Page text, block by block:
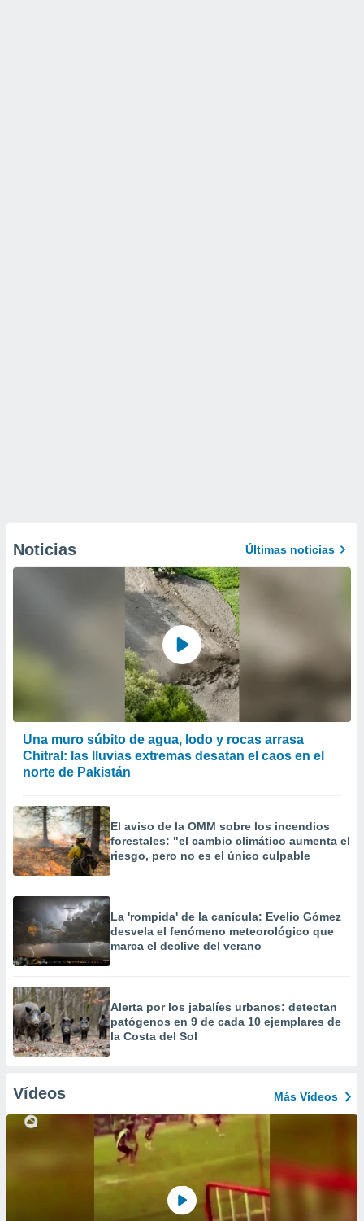
Noticias Últimas noticias
Una muro súbito de agua, lodo y rocas arrasa
Chitral: las lluvias extremas desatan el caos en el
norte de Pakistán
El aviso de la OMM sobre los incendios
forestales: "el cambio climático aumenta el
riesgo, pero no es el único culpable
La 'rompida' de la canícula: Evelio Gómez
desvela el fenómeno meteorológico que
marca el declive del verano
Alerta por los jabalíes urbanos: detectan
patógenos en 9 de cada 10 ejemplares de
la Costa del Sol
Vídeos Más Vídeos